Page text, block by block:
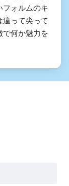
フォルムのキ
違って尖って
で何か魅力を